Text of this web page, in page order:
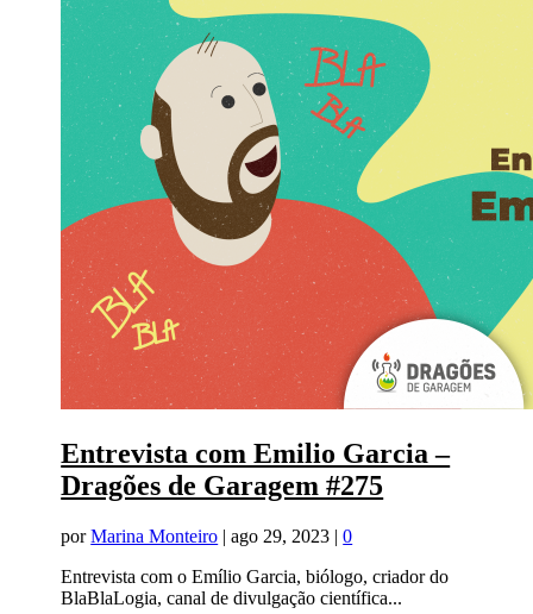
Entrevista com Emilio Garcia –
Dragões de Garagem #275
porMarina Monteiro |ago 29, 2023 |0
Entrevista com o Emílio Garcia, biólogo, criador do
BlaBlaLogia, canal de divulgação científica...